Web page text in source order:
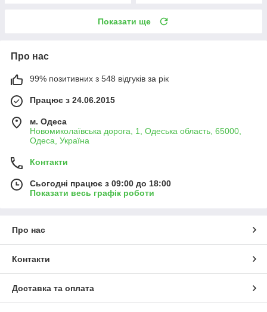
Показати ще
Про нас
99% позитивних з 548 відгуків за рік
Працює з 24.06.2015
м. Одеса
Новомиколаївська дорога, 1, Одеська область, 65000,
Одеса, Україна
Контакти
Сьогодні працює з 09:00 до 18:00
Показати весь графік роботи
Про нас
Контакти
Доставка та оплата